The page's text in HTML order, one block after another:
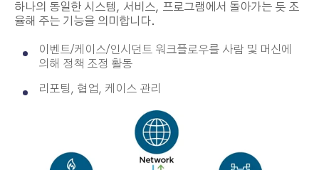
하나의 동일한 시스템, 서비스, 프로그램에서 돌아가는 듯 조
율해 주는 기능을 의미합니다.
이벤트/케이스/인시던트 워크플로우를 사람 및 머신에
의해 정책 조정 활동
리포팅, 협업, 케이스 관리